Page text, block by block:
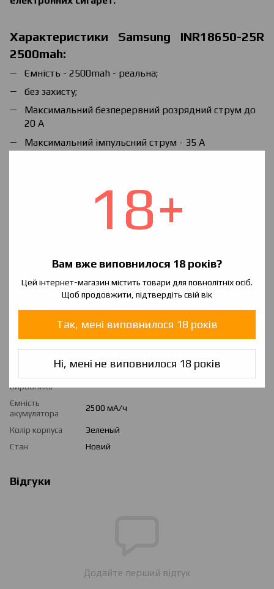
18+
Вам вже виповнилося 18 років?
Цей інтернет-магазин містить товари для повнолітніх осіб.
Щоб продовжити, підтвердіть свій вік
Так, мені виповнилося 18 років
Ні, мені не виповнилося 18 років
Характеристики Samsung INR18650-25R
2500mah:
Ємність - 2500mah - реальна;
без захисту;
Максимальний безперервний розрядний струм до
20 А
Максимальний імпульсний струм - 35 А
Максимальний розрядний струм протягом 1
Номінальна напруга: 3,6 В;
Напруга повного розряду: 2,5 В;
Діаметр: 18 мм;
Довжина: 65 мм;
Колір: зелений.
Характеристики
Країна
виробника
Южная Корея
Ємність
акумулятора
2500 мА/ч
Колір корпуса
Зеленый
Стан
Новий
Відгуки
Додайте перший відгук